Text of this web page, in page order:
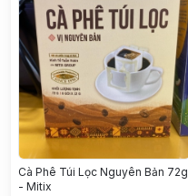
Cà Phê Túi Lọc Nguyên Bản 72g
- Mitix